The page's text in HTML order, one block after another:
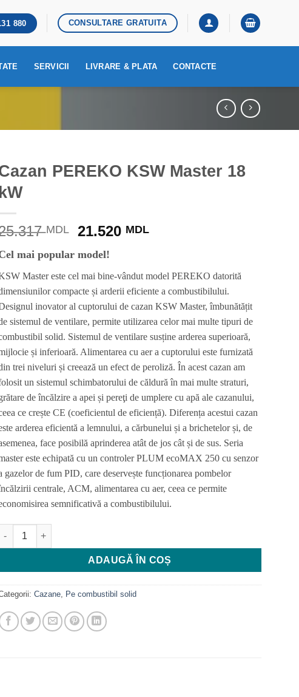
880 CONSULTARE GRATUITA
SERVICII LIVRARE & PLATA CONTACTE
PEREKO KSW Master 18
kW
MDL
Prețul
a
fost:
25.317 MDL.
21.520 MDLPrețul
21.520 MDL.
mai popular model!
Master este cel mai bine-vândut model PEREKO datorită
compacte și arderii eficiente a combustibilului.
inovator al cuptorului de cazan KSW Master, îmbunătățit
sistemul de ventilare, permite utilizarea celor mai multe tipuri de
solid. Sistemul de ventilare susține arderea superioară,
și inferioară. Alimentarea cu aer a cuptorului este furnizată
trei niveluri și creează un efect de peroliză. În acest cazan am
un sistemul schimbatorului de căldură în mai multe straturi,
de încălzire a apei și pereţi de umplere cu apă ale cazanului,
ce crește CE (coeficientul de eficiență). Diferența acestui cazan
arderea eficientă a lemnului, a cărbunelui și a brichetelor și, de
face posibilă aprinderea atât de jos cât și de sus. Seria
este echipată cu un controler PLUM ecoMAX 250 cu senzor
gazelor de fum PID, care deservește funcționarea pombelor
centrale, ACM, alimentarea cu aer, ceea ce permite
semnificativă a combustibilului.
Cantitate Cazan PEREKO KSW Master 18 kW
ADAUGĂ ÎN COȘ
Cazane, Pe combustibil solid